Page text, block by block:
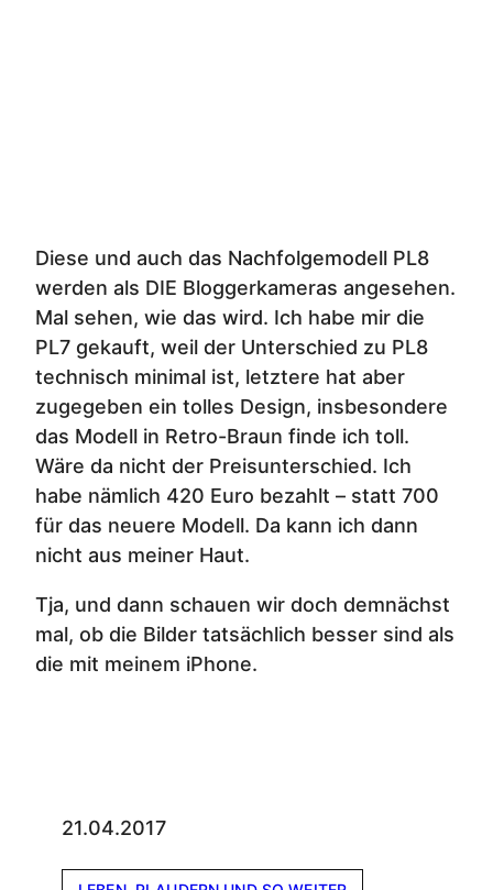
Diese und auch das Nachfolgemodell PL8
werden als DIE Bloggerkameras angesehen.
Mal sehen, wie das wird. Ich habe mir die
PL7 gekauft, weil der Unterschied zu PL8
technisch minimal ist, letztere hat aber
zugegeben ein tolles Design, insbesondere
das Modell in Retro-Braun finde ich toll.
Wäre da nicht der Preisunterschied. Ich
habe nämlich 420 Euro bezahlt – statt 700
für das neuere Modell. Da kann ich dann
nicht aus meiner Haut.
Tja, und dann schauen wir doch demnächst
mal, ob die Bilder tatsächlich besser sind als
die mit meinem iPhone.
21.04.2017